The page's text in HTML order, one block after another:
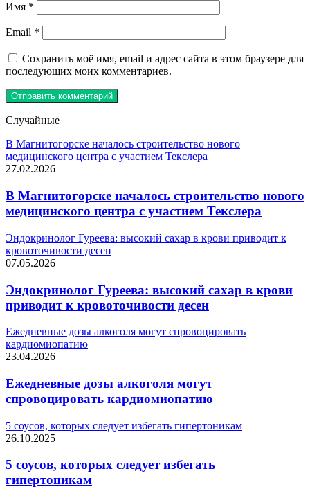
Имя *
Email *
Сохранить моё имя, email и адрес сайта в этом браузере для
последующих моих комментариев.
Случайные
В Магнитогорске началось строительство нового
медицинского центра с участием Текслера
27.02.2026
В Магнитогорске началось строительство нового
медицинского центра с участием Текслера
Эндокринолог Гуреева: высокий сахар в крови приводит к
кровоточивости десен
07.05.2026
Эндокринолог Гуреева: высокий сахар в крови
приводит к кровоточивости десен
Ежедневные дозы алкоголя могут спровоцировать
кардиомиопатию
23.04.2026
Ежедневные дозы алкоголя могут
спровоцировать кардиомиопатию
5 соусов, которых следует избегать гипертоникам
26.10.2025
5 соусов, которых следует избегать
гипертоникам